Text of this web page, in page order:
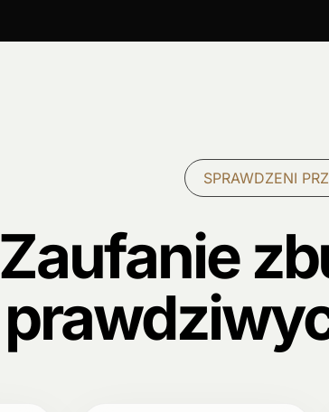
SPRAWDZENI
Zaufanie